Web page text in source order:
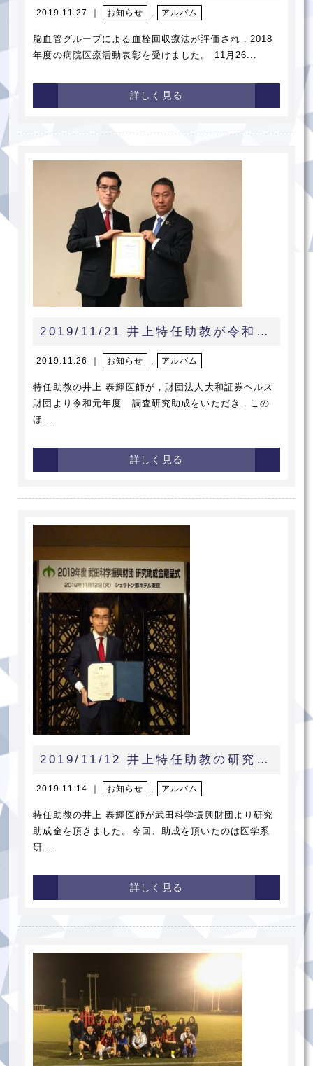
2019.11.27 ｜ お知らせ , アルバム
脳血管グループによる血栓回収療法が評価され，2018
年度の病院医療活動表彰を受けました。 11月26...
詳しく見る
2019/11/21 井上特任助教が令和元年度大和証券ヘルス財団 調査研究助成をいただきました
2019.11.26 ｜ お知らせ アルバム
特任助教の井上 泰輝医師が，財団法人大和証券ヘルス
財団より令和元年度 調査研究助成をいただき，この
ほ...
詳しく見る
2019/11/12 井上特任助教の研究計画が2019年度武田科学振興財団の研究助成に選ばれました
2019.11.14 ｜ お知らせ アルバム
特任助教の井上 泰輝医師が武田科学振興財団より研究
助成金を頂きました。今回、助成を頂いたのは医学系
研...
詳しく見る